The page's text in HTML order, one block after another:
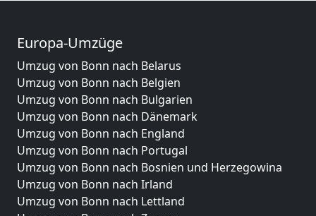
Europa-Umzüge
Umzug von Bonn nach Belarus
Umzug von Bonn nach Belgien
Umzug von Bonn nach Bulgarien
Umzug von Bonn nach Dänemark
Umzug von Bonn nach England
Umzug von Bonn nach Portugal
Umzug von Bonn nach Bosnien und Herzegowina
Umzug von Bonn nach Irland
Umzug von Bonn nach Lettland